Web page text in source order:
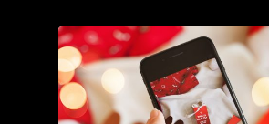
0